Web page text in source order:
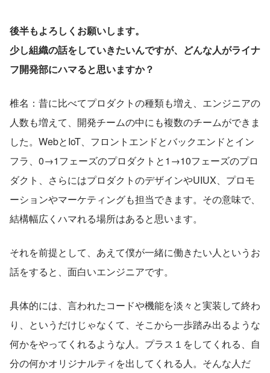
後半もよろしくお願いします。
少し組織の話をしていきたいんですが、どんな人がライナ
フ開発部にハマると思いますか？
椎名：昔に比べてプロダクトの種類も増え、エンジニアの
人数も増えて、開発チームの中にも複数のチームができま
した。WebとIoT、フロントエンドとバックエンドとイン
フラ、0→1フェーズのプロダクトと1→10フェーズのプロ
ダクト、さらにはプロダクトのデザインやUIUX、プロモ
ーションやマーケティングも担当できます。その意味で、
結構幅広くハマれる場所はあると思います。
それを前提として、あえて僕が一緒に働きたい人というお
話をすると、面白いエンジニアです。
具体的には、言われたコードや機能を淡々と実装して終わ
り、というだけじゃなくて、そこから一歩踏み出るような
何かをやってくれるような人。プラス１をしてくれる、自
分の何かオリジナルティを出してくれる人。そんな人だ